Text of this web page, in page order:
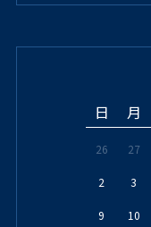
日 月
26 27
2 3
9 10